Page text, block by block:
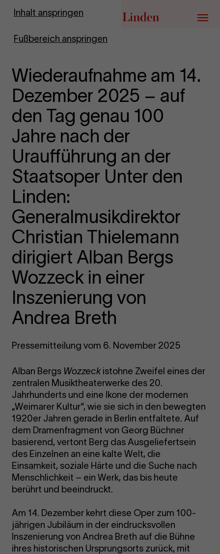
Inhalt anspringen
Fußbereich anspringen
Zur Startseite
Menü
Wiederaufnahme am 14.
Dezember 2025 – auf
den Tag genau 100
Jahre nach der
Uraufführung an der
Staatsoper Unter den
Linden:
Generalmusikdirektor
Christian Thielemann
dirigiert Alban Bergs
Wozzeck in einer
Inszenierung von
Andrea Breth
Pressemitteilung vom 6. November 2025
Alban Bergs Wozzeckistohne Zweifel eines der
zentralen Musiktheaterwerke des 20.
Jahrhunderts und eine Ikone der modernen
„Weimarer Kultur“, wie sie sich in den bewegten
1920er Jahren gerade in Berlin entfaltete. Auf
dem Dramenfragment von Georg Büchner
basierend, vertont Berg das Ausgeliefertsein
des Einzelnen an eine kalte Welt, die
Einsamkeit, soziale Härte und die Suche nach
Menschlichkeit – ein Werk, das bis heute
berührt und beeindruckt.
Am 14. Dezember kehrt diese Oper zum 100-
jährigen Jubiläum in der eindrucksvollen
Inszenierung von Andrea Breth auf die Bühne
ihres historischen Ursprungsorts zurück, mit